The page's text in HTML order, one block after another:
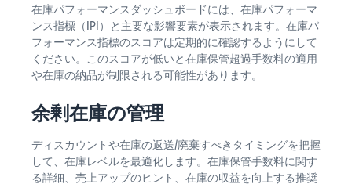
在庫パフォーマンスダッシュボードには、在庫パフォーマ
ンス指標（IPI）と主要な影響要素が表示されます。在庫パ
フォーマンス指標のスコアは定期的に確認するようにして
ください。このスコアが低いと在庫保管超過手数料の適用
や在庫の納品が制限される可能性があります。
余剰在庫の管理
ディスカウントや在庫の返送/廃棄すべきタイミングを把握
して、在庫レベルを最適化します。在庫保管手数料に関す
る詳細、売上アップのヒント、在庫の収益を向上する推奨